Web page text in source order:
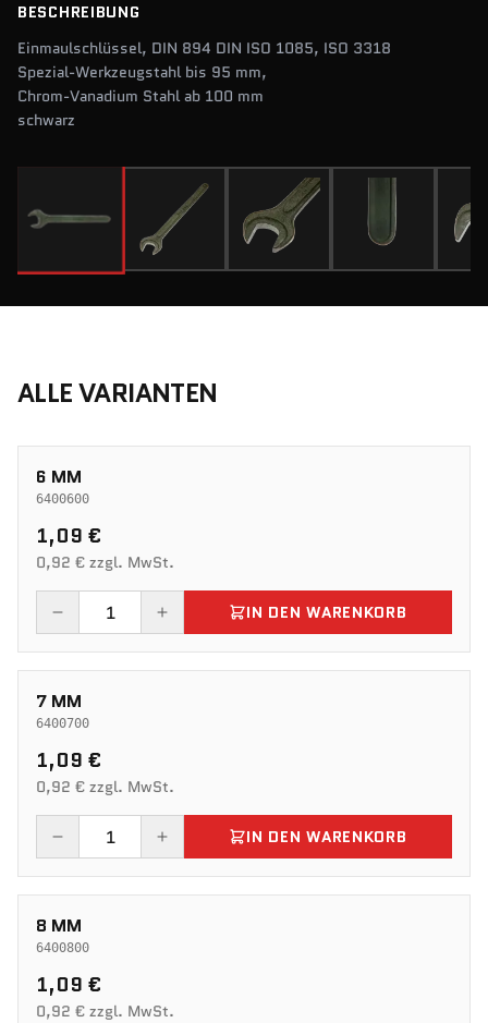
BESCHREIBUNG
Einmaulschlüssel, DIN 894 DIN ISO 1085, ISO 3318
Spezial-Werkzeugstahl bis 95 mm,
Chrom-Vanadium Stahl ab 100 mm
schwarz
ALLE VARIANTEN
6 MM
6400600
1,09 €
0,92 € zzgl. MwSt.
IN DEN WARENKORB
7 MM
6400700
1,09 €
0,92 € zzgl. MwSt.
IN DEN WARENKORB
8 MM
6400800
1,09 €
0,92 € zzgl. MwSt.